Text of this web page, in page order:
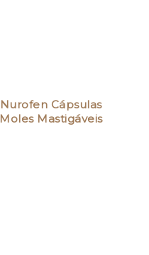
Nurofen Cápsulas
Moles Mastigáveis